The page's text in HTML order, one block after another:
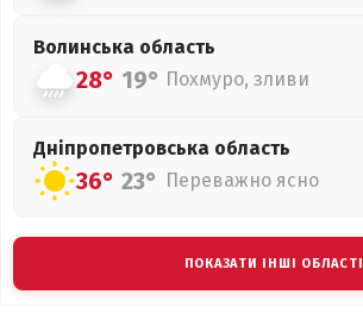
Волинська область
28° 19° Похмуро, зливи
Дніпропетровська область
36° 23° Переважно ясно
ПОКАЗАТИ ІНШІ ОБЛАСТІ